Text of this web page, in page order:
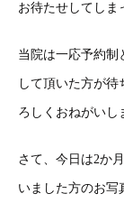
お待たせしてしま
当院は一応予約制
して頂いた方が
ろしくおねがいし
さて、今日は2か
いました方のお写